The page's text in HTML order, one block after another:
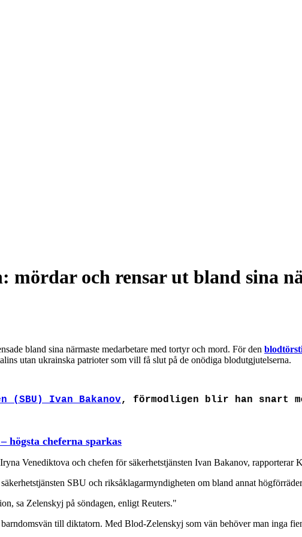
mördar och rensar ut bland sina
bland sina närmaste medarbetare med tortyr och mord. För den
utan ukrainska patrioter som vill få slut på de onödiga blodutgjutelserna.
Ivan Bakanov, förmodligen blir han snart
högsta cheferna sparkas
Venediktova och chefen för säkerhetstjänsten Ivan Bakanov, rapporterar
SBU och riksåklagarmyndigheten om bland annat
sa Zelenskyj på söndagen, enligt Reuters."
till diktatorn. Med Blod-Zelenskyj som vän behöver man inga